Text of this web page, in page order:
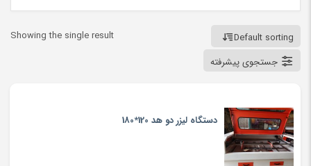
Showing the single result
Default sorting
جستجوی پیشرفته
دستگاه لیزر دو هد 120*180